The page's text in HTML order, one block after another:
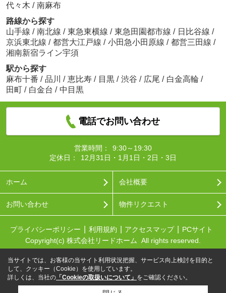
代々木 / 南麻布
路線から探す
山手線 / 南北線 / 東急東横線 / 東急田園都市線 / 日比谷線 /
京浜東北線 / 都営大江戸線 / 小田急小田原線 / 都営三田線 /
湘南新宿ライン宇須
駅から探す
麻布十番 / 品川 / 恵比寿 / 目黒 / 渋谷 / 広尾 / 白金高輪 /
田町 / 白金台 / 中目黒
電話でお問い合わせ
営業時間：
9:30～19:30
定休日：
12月31日・1月1日・2日・3日
ホーム 会社概要
お問い合わせ 物件リクエスト
プライバシーポリシー 利用規約 アクセスマップ
PCサイト
Copyright(c) 株式会社リードホーム All rights reserved.
当サイトでは、お客様の当サイト利用状況把握、サービス向上検討を目的と
して、クッキー（Cookie）を使用しています。
詳しくは、当社の 「Cookieの取扱いについて」 をご確認ください。